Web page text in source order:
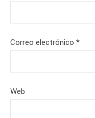
Correo electrónico *
Web